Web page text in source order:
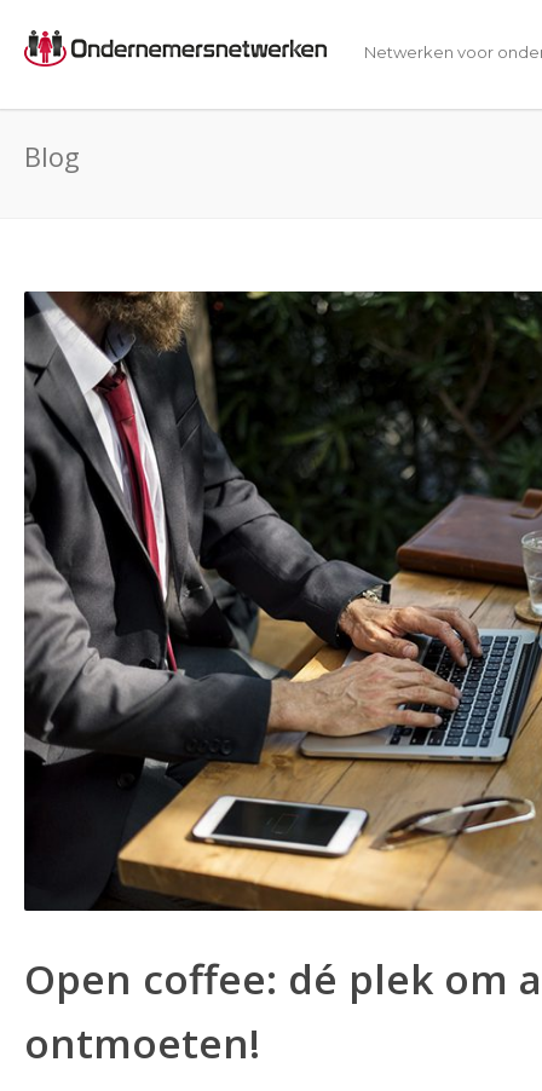
Netwerken voor
Blog
Open coffee: dé plek om
ontmoeten!